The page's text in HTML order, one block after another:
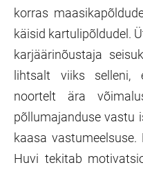
korras
käisid kartulipõldudel.
karjäärinõustaja
lihtsalt viiks selleni,
noortelt ära
põllumajanduse vastu
kaasa
Huvi tekitab